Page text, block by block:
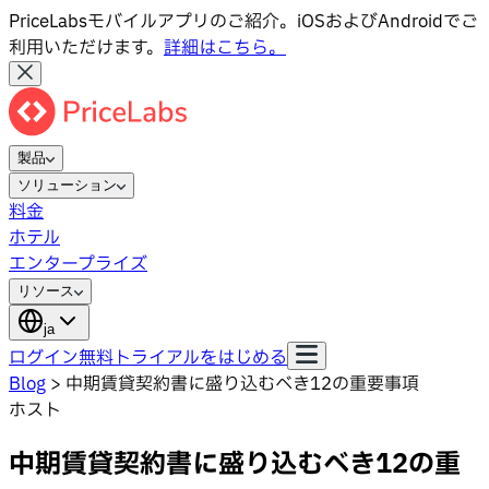
PriceLabsモバイルアプリのご紹介。iOSおよびAndroidでご
利用いただけます。 詳細はこちら。
製品
ソリューション
料金
ホテル
エンタープライズ
リソース
ja
ログイン無料トライアルをはじめる
Blog > 中期賃貸契約書に盛り込むべき12の重要事項
ホスト
中期賃貸契約書に盛り込むべき12の重